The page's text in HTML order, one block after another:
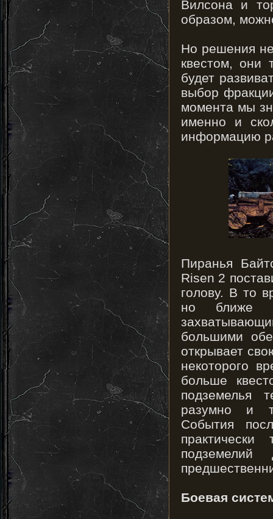
Вилсона и
образом,
Но решения
квестом, они
будет
выбор
момента мы
именно и
информацию
Пиранья
Risen 2
голову. В то
но ближе
большими
открывает
некоторого
больше
подземелья
разумно и
События
Боевая